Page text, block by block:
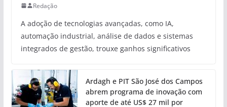
Redação
A adoção de tecnologias avançadas, como IA,
automação industrial, análise de dados e sistemas
integrados de gestão, trouxe ganhos significativos
Ardagh e PIT São José dos Campos
abrem programa de inovação com
aporte de até US$ 27 mil por